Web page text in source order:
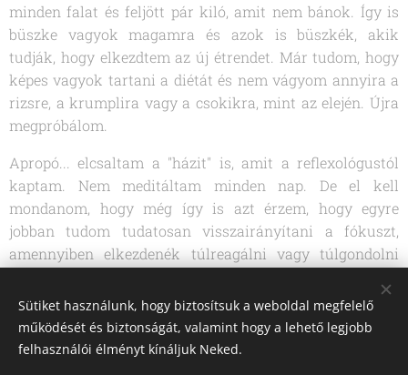
minden falat és feljött pár kiló, amit nem bánok. Így is
büszke vagyok magamra és azok is büszkék, akik
tudják, hogy elkezdtem az új étrendet. Már tudom, hogy
képes vagyok tartani a diétát és nem vágyom annyira a
rizsre, a krumplira vagy a csokikra, mint az elején. Újra
megpróbálom.
Apropó... elcsaltam a "házit" is, amit a reflexológustól
kaptam. Nem meditáltam minden nap. De el kell
mondanom, hogy még így is azt érzem, hogy egyre
jobban tudom tudatosan visszairányítani a fókuszt,
amennyiben elkezdenék túlreagálni vagy túlgondolni
Sütiket használunk, hogy biztosítsuk a weboldal megfelelő
működését és biztonságát, valamint hogy a lehető legjobb
felhasználói élményt kínáljuk Neked.